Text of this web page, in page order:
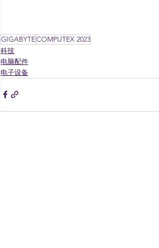
GIGABYTECOMPUTEX 2023
科技
电脑配件
电子设备